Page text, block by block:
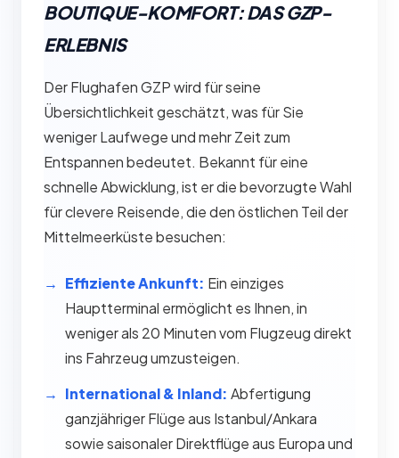
BOUTIQUE-KOMFORT: DAS GZP-
ERLEBNIS
Der Flughafen GZP wird für seine
Übersichtlichkeit geschätzt, was für Sie
weniger Laufwege und mehr Zeit zum
Entspannen bedeutet. Bekannt für eine
schnelle Abwicklung, ist er die bevorzugte Wahl
für clevere Reisende, die den östlichen Teil der
Mittelmeerküste besuchen:
Effiziente Ankunft: Ein einziges
Hauptterminal ermöglicht es Ihnen, in
weniger als 20 Minuten vom Flugzeug direkt
ins Fahrzeug umzusteigen.
International & Inland: Abfertigung
ganzjähriger Flüge aus Istanbul/Ankara
sowie saisonaler Direktflüge aus Europa und